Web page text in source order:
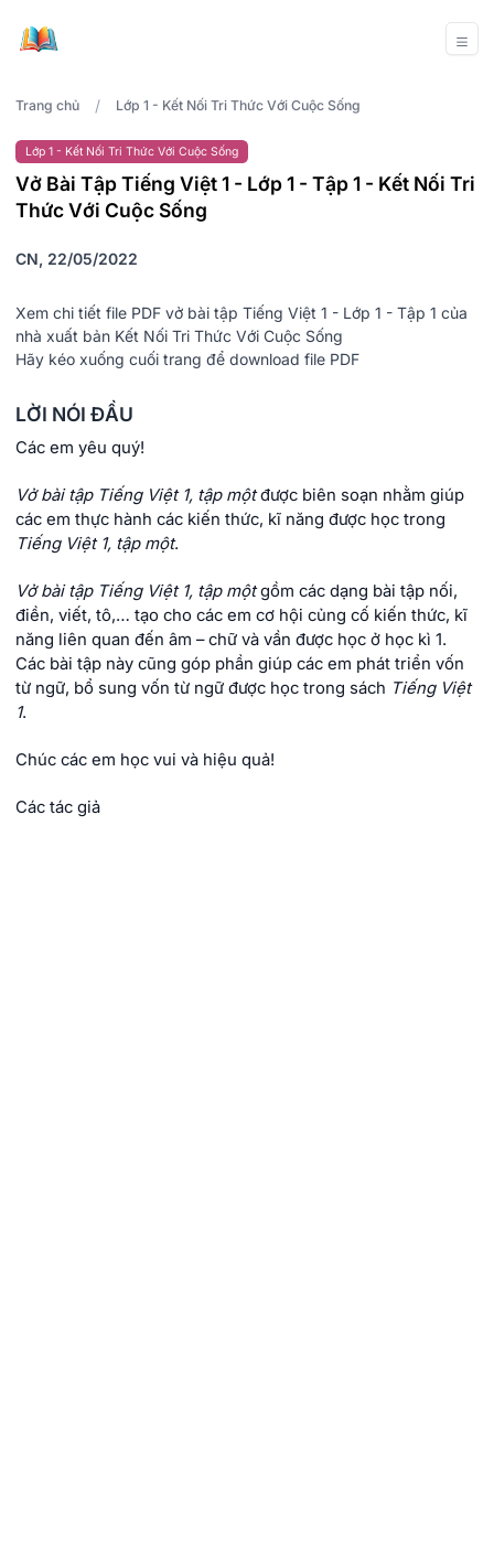
Trang chủ / Lớp 1 - Kết Nối Tri Thức Với Cuộc Sống
Lớp 1 - Kết Nối Tri Thức Với Cuộc Sống
Vở Bài Tập Tiếng Việt 1 - Lớp 1 - Tập 1 - Kết Nối Tri
Thức Với Cuộc Sống
CN, 22/05/2022
Xem chi tiết file PDF vở bài tập Tiếng Việt 1 - Lớp 1 - Tập 1 của
nhà xuất bản Kết Nối Tri Thức Với Cuộc Sống
Hãy kéo xuống cuối trang để download file PDF
LỜI NÓI ĐẦU
Các em yêu quý!
Vở bài tập Tiếng Việt 1, tập mộtđược biên soạn nhằm giúp
các em thực hành các kiến thức, kĩ năng được học trong
Tiếng Việt 1, tập một.
Vở bài tập Tiếng Việt 1, tập mộtgồm các dạng bài tập nối,
điền, viết, tô,… tạo cho các em cơ hội củng cố kiến thức, kĩ
năng liên quan đến âm – chữ và vần được học ở học kì 1.
Các bài tập này cũng góp phần giúp các em phát triển vốn
từ ngữ, bổ sung vốn từ ngữ được học trong sách Tiếng Việt
1.
Chúc các em học vui và hiệu quả!
Các tác giả